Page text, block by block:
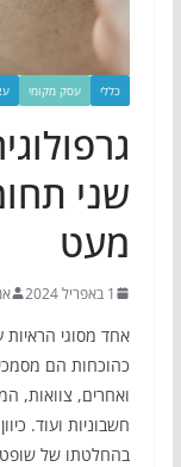
כללי עסק מקומי
שני
מעט
1 באפריל 2024
אחד מסוגי
כהוכחות הם
ואחרים, צוואות,
חשבוניות ועוד.
בהחלטתו של